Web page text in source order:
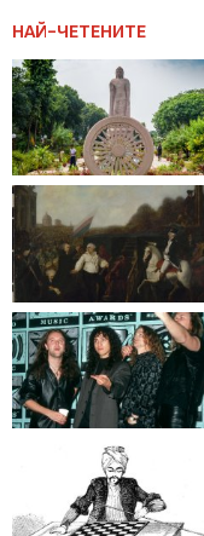
НАЙ-ЧЕТЕНИТЕ